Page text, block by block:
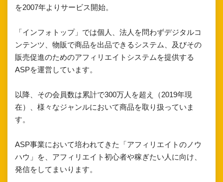
を2007年よりサービス開始。
「インフォトップ」では個人、法人を問わずデジタルコ
ンテンツ、物販で商品を出品できるシステム、及びその
販売促進のためのアフィリエイトシステムを提供する
ASPを運営しています。
以降、その会員数は累計で300万人を超え（2019年現
在）、様々なジャンルにおいて商品を取り扱っていま
す。
ASP事業において培われてきた「アフィリエイトのノウ
ハウ」を、アフィリエイト初心者や稼ぎたい人に向け、
発信をしてまいります。